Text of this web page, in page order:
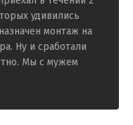
удивились
монтаж на
Ну и сработали
Мы с мужем